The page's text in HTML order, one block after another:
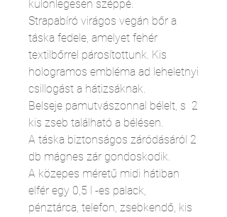
különlegesen széppé.
Strapabíró virágos vegán bőr a
táska fedele, amelyet fehér
textilbőrrel párosítottunk. Kis
hologramos embléma ad leheletnyi
csillogást a hátizsáknak.
Belseje pamutvászonnal bélelt, s 2
kis zseb található a bélésen.
A táska biztonságos záródásáról 2
db mágnes zár gondoskodik.
A közepes méretű midi hátiban
elfér egy 0,5 l -es palack,
pénztárca, telefon, zsebkendő, kis